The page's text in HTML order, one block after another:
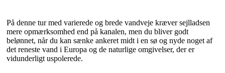
På denne tur med varierede og brede vandveje kræver sejlladsen
mere opmærksomhed end på kanalen, men du bliver godt
belønnet, når du kan sænke ankeret midt i en sø og nyde noget af
det reneste vand i Europa og de naturlige omgivelser, der er
vidunderligt uspolerede.